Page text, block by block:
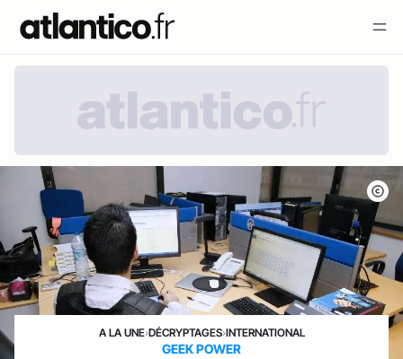
A LA UNE›DÉCRYPTAGES›INTERNATIONAL
GEEK POWER